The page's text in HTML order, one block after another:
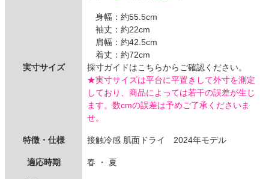
実寸サイズ
身幅：約55.5cm
袖丈：約22cm
肩幅：約42.5cm
着丈：約72cm
採寸ガイドはこちらからご確認ください。
★実寸サイズは平台に平置きして外寸を測定
しており、商品によっては若干の誤差が生じ
ます。数cmの誤差は予めご了承くださいま
せ。
特徴・仕様 接触冷感 肌面ドライ 2024年モデル
適応時期 春 ・ 夏